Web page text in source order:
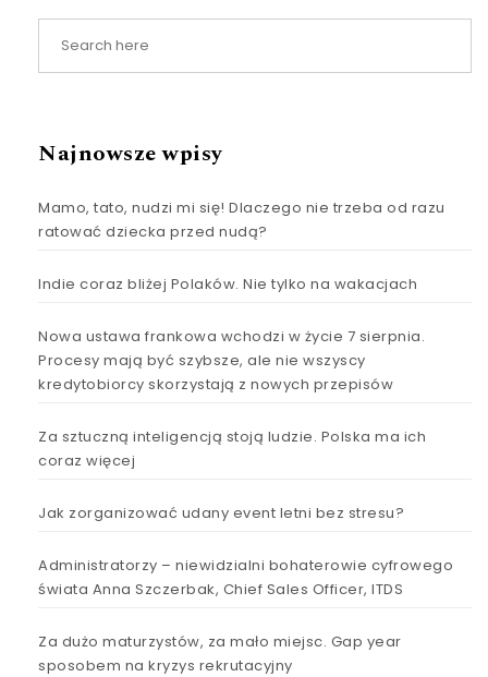
Najnowsze wpisy
Mamo, tato, nudzi mi się! Dlaczego nie trzeba od razu
ratować dziecka przed nudą?
Indie coraz bliżej Polaków. Nie tylko na wakacjach
Nowa ustawa frankowa wchodzi w życie 7 sierpnia.
Procesy mają być szybsze, ale nie wszyscy
kredytobiorcy skorzystają z nowych przepisów
Za sztuczną inteligencją stoją ludzie. Polska ma ich
coraz więcej
Jak zorganizować udany event letni bez stresu?
Administratorzy – niewidzialni bohaterowie cyfrowego
świata Anna Szczerbak, Chief Sales Officer, ITDS
Za dużo maturzystów, za mało miejsc. Gap year
sposobem na kryzys rekrutacyjny